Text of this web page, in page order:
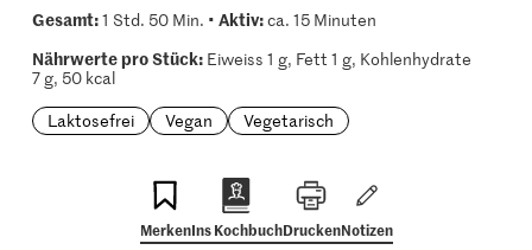
Gesamt:1 Std. 50 Min. • Aktiv:ca. 15 Minuten
Nährwerte pro Stück:Eiweiss 1 g, Fett 1 g, Kohlenhydrate
7 g, 50 kcal
Laktosefrei
Vegan Vegetarisch
MerkenIns KochbuchDruckenNotizen